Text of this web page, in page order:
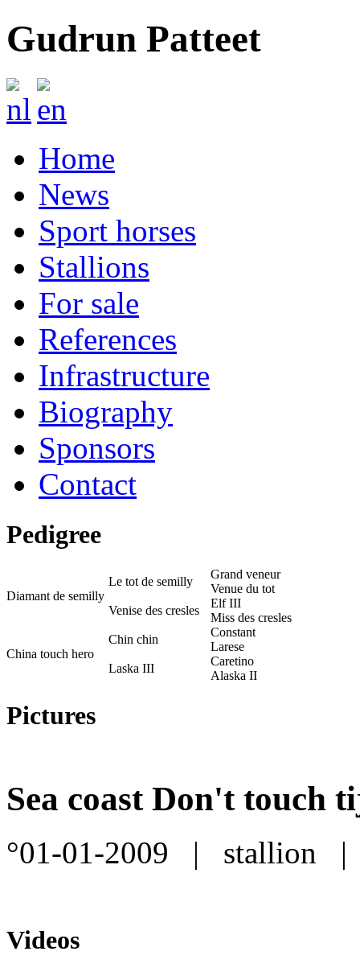
Gudrun Patteet
Home
News
Sport horses
Stallions
For sale
References
Infrastructure
Biography
Sponsors
Contact
Pedigree
Diamant de semilly
Le tot de semilly
Grand veneur
Venue du tot
Venise des cresles
Elf III
Miss des cresles
China touch hero
Chin chin
Constant
Larese
Laska III
Caretino
Alaska II
Pictures
Sea coast Don't touch
°01-01-2009 | stallion |
Videos